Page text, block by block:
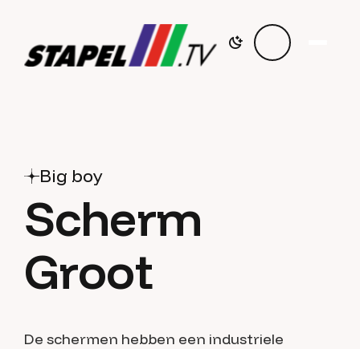
Big boy
Scherm
Groot
De schermen hebben een industriele